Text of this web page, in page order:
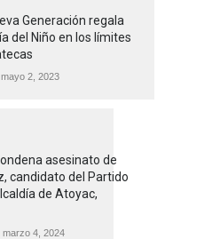
Generación regala
del Niño en los límites
mayo 2, 2023
asesinato de
candidato del Partido
de Atoyac,
marzo 4, 2024